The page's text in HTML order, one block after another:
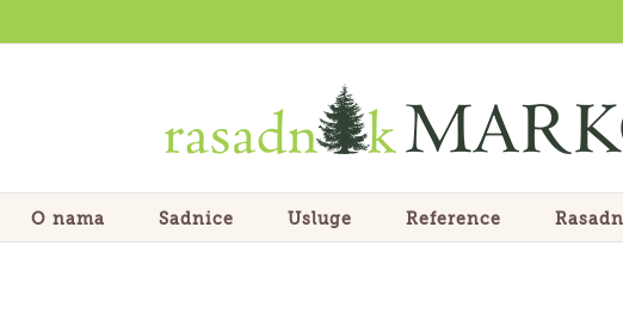
O nama Sadnice Usluge Reference